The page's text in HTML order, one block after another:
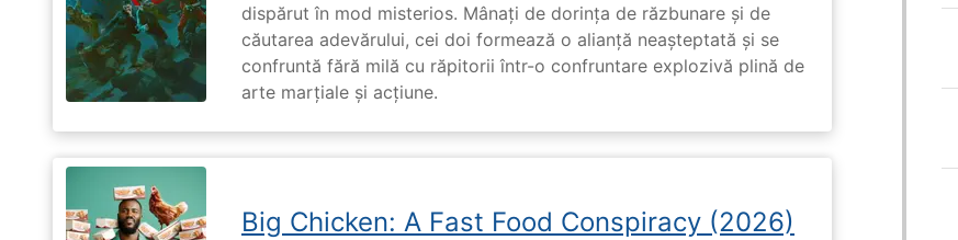
dispărut în mod misterios. Mânați de dorința de răzbunare și de
căutarea adevărului, cei doi formează o alianță neașteptată și se
confruntă fără milă cu răpitorii într-o confruntare explozivă plină de
arte marțiale și acțiune.
Big Chicken: A Fast Food Conspiracy (2026)